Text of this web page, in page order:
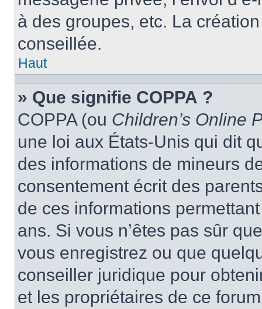
à des groupes, etc. La
conseillée.
Haut
» Que signifie COPPA ?
COPPA (ou Children’s Online
une loi aux États-Unis qui dit
des informations de mineurs
consentement écrit des
de ces informations
ans. Si vous n’êtes pas sûr
vous enregistrez ou que
conseiller juridique pour
et les propriétaires de ce